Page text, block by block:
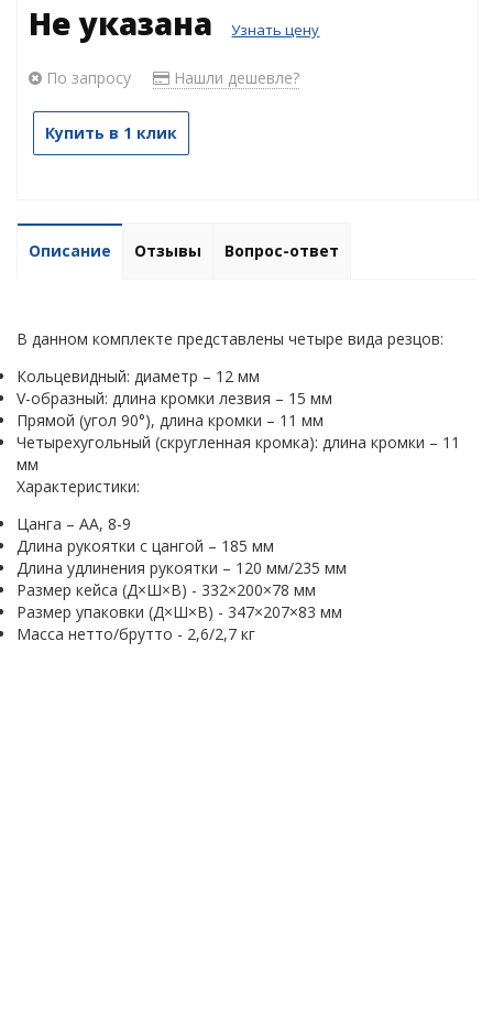
Не указана Узнать цену
По запросу Нашли дешевле?
Купить в 1 клик
Описание Отзывы Вопрос-ответ
В данном комплекте представлены четыре вида резцов:
Кольцевидный: диаметр – 12 мм
V-образный: длина кромки лезвия – 15 мм
Прямой (угол 90°), длина кромки – 11 мм
Четырехугольный (скругленная кромка): длина кромки – 11
мм
Характеристики:
Цанга – АА, 8-9
Длина рукоятки с цангой – 185 мм
Длина удлинения рукоятки – 120 мм/235 мм
Размер кейса (Д×Ш×В) - 332×200×78 мм
Размер упаковки (Д×Ш×В) - 347×207×83 мм
Масса нетто/брутто - 2,6/2,7 кг